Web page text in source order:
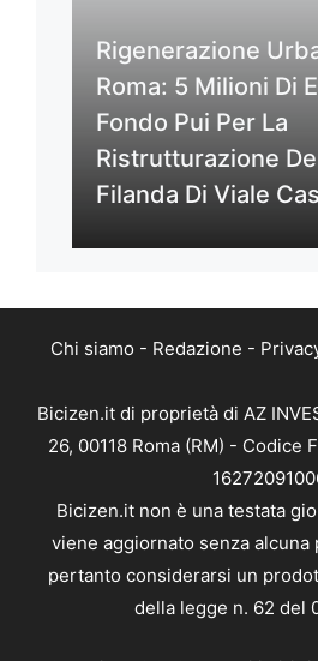
Rigenerazione
Roma: 5 Milioni Di
Fondo Pui Per La
Ristrutturazione
Filanda Di Viale
Chi siamo - Redazione -
Bicizen.it di proprietà di AZ
26, 00118 Roma (RM) - Codice
Bicizen.it non è una testata
viene aggiornato senza alcuna
pertanto considerarsi un
della legge n. 62 del